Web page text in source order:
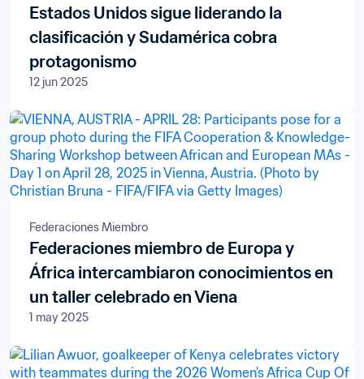
Estados Unidos sigue liderando la
clasificación y Sudamérica cobra
protagonismo
12 jun 2025
Federaciones Miembro
Federaciones miembro de Europa y
África intercambiaron conocimientos en
un taller celebrado en Viena
1 may 2025